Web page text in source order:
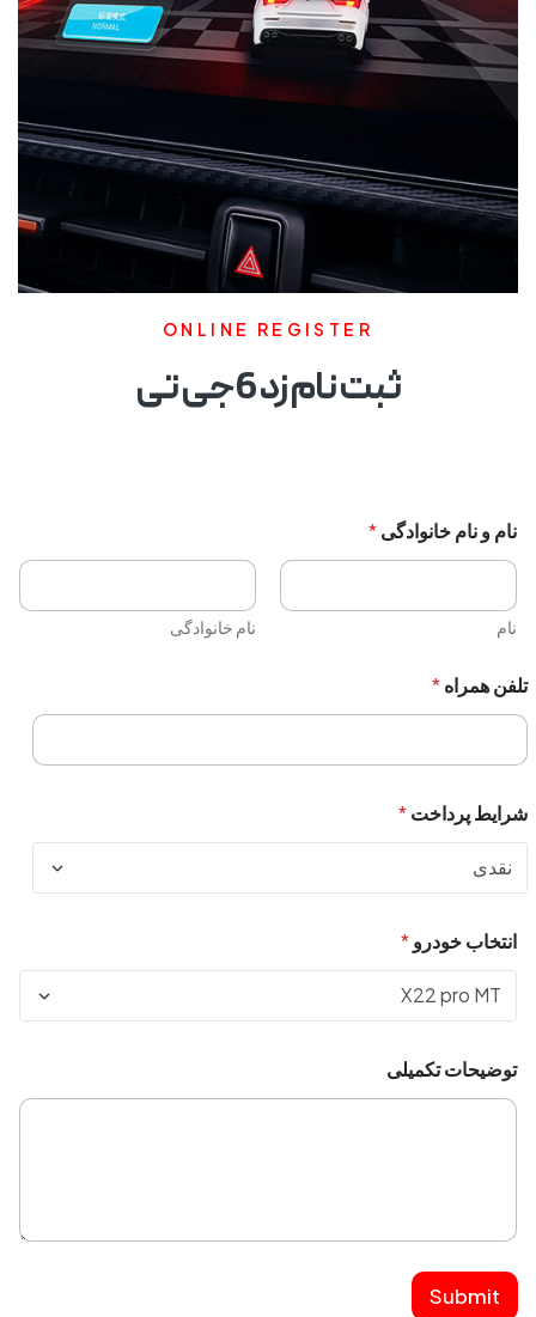
ONLINE REGISTER
ثبت نام زد 6 جی تی
نام و نام خانوادگی*
نام نام خانوادگی
تلفن همراه*
شرایط پرداخت*
انتخاب خودرو*
توضیحات تکمیلی
Submit